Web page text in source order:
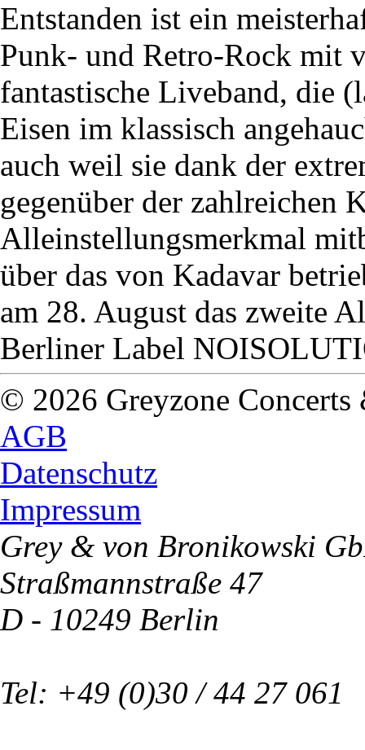
Entstanden ist ein
Punk- und Retro-Rock mit
fantastische Liveband, die
Eisen im klassisch
auch weil sie dank der
gegenüber der zahlreichen
Alleinstellungsmerkmal
über das von Kadavar
am 28. August das zweite
Berliner Label
© 2026 Greyzone
AGB
Datenschutz
Impressum
Grey & von Bronikowski
Straßmannstraße 47
D - 10249 Berlin
Tel: +49 (0)30 / 44 27 061